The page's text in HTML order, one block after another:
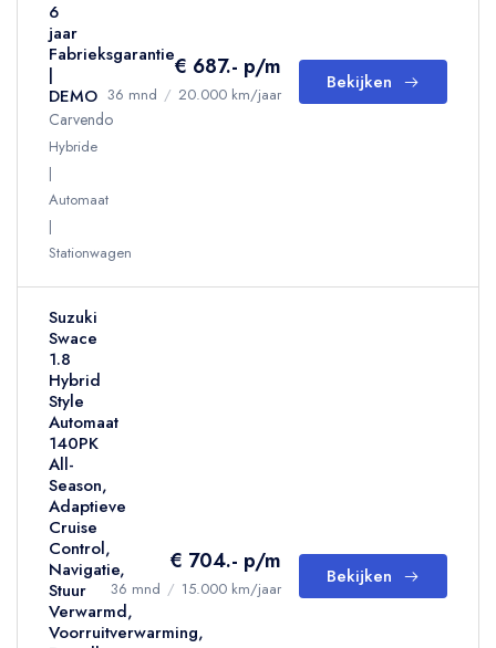
6
jaar
Fabrieksgarantie
|
DEMO
Carvendo
Hybride
Automaat
Stationwagen
€ 687.- p/m
36 mnd / 20.000 km/jaar
Bekijken
Suzuki
Swace
1.8
Hybrid
Style
Automaat
140PK
All-
Season,
Adaptieve
Cruise
Control,
Navigatie,
Stuur
Verwarmd,
Voorruitverwarming,
€ 704.- p/m
36 mnd / 15.000 km/jaar
Bekijken